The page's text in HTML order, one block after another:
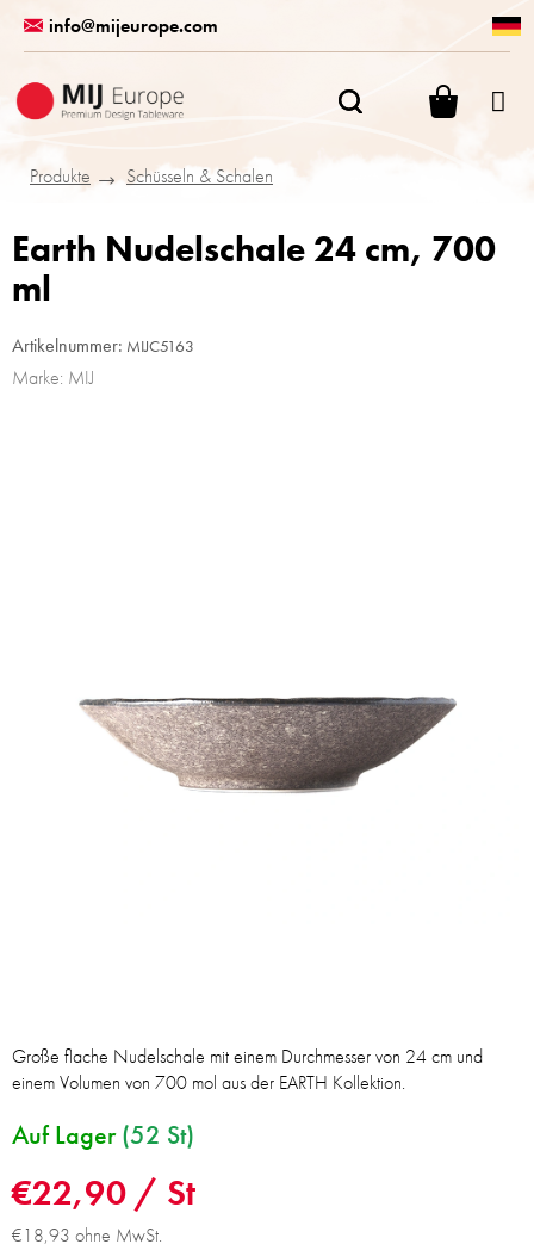
Inhalt
springen
info@mijeurope.com
Produkte Schüsseln & Schalen
Earth Nudelschale 24 cm, 700
ml
Artikelnummer: MIJC5163
Marke: MIJ
€22,90 / St
€18,93 ohne MwSt.
Auf Lager(52 St)
Große flache Nudelschale mit einem Durchmesser von 24 cm und
einem Volumen von 700 mol aus der EARTH Kollektion.